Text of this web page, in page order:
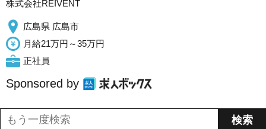
株式会社REIVENT
広島県 広島市
月給21万円～35万円
正社員
Sponsored by